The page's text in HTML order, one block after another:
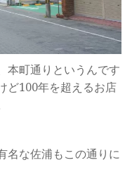
本町通りというんです
ど100年を超えるお店
名な佐浦もこの通りに